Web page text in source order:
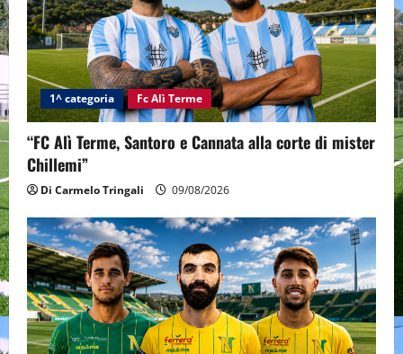
1^ categoria Fc Alì Terme
“FC Alì Terme, Santoro e Cannata alla corte di mister
Chillemi”
Di Carmelo Tringali 09/08/2026